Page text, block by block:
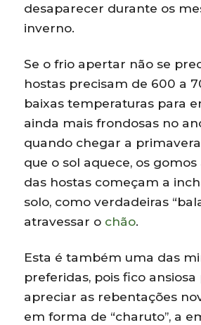
desaparecer durante os
inverno.
Se o frio apertar não se
hostas precisam de 600 a
baixas temperaturas para
ainda mais frondosas no
quando chegar a
que o sol aquece, os
das hostas começam a
solo, como verdadeiras
atravessar o chão.
Esta é também uma das
preferidas, pois fico
apreciar as rebentações
em forma de “charuto”, a